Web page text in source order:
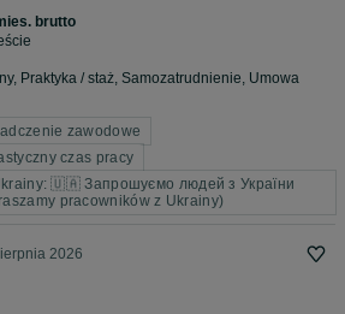
brutto
Praktyka / staż, Samozatrudnienie, Umowa
zawodowe
czas pracy
🇺🇦 Запрошуємо людей з України
pracowników z Ukrainy)
2026